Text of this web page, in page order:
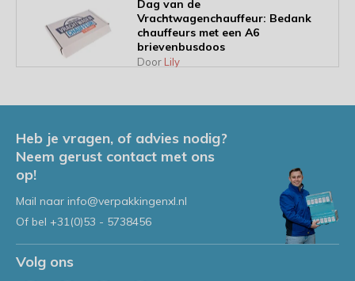
Dag van de
Vrachtwagenchauffeur: Bedank
chauffeurs met een A6
brievenbusdoos
Door Lily
DoorLily
Interview Lily van Maanen: Jouw
persoonlijke aanspreekpunt bij
VerpakkingenXL
Heb je vragen, of advies nodig?
Neem gerust contact met ons
op!
Mail naar info@verpakkingenxl.nl
Of bel +31(0)53 - 5738456
Volg ons